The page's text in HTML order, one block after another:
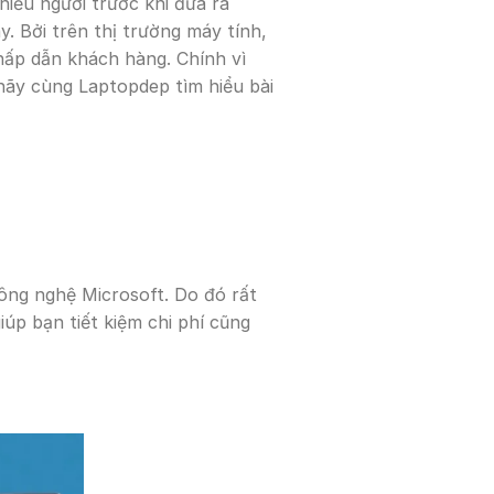
Bởi trên thị trường máy tính,
dẫn khách hàng. Chính vì
cùng Laptopdep tìm hiểu bài
nghệ Microsoft. Do đó rất
bạn tiết kiệm chi phí cũng